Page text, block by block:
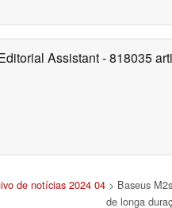
Assistant- 818035
de notícias 2024 04 > Baseus
de longa